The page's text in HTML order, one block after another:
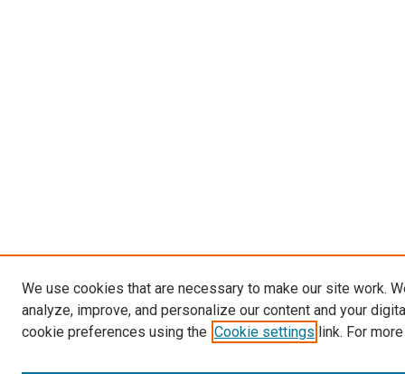
We use cookies that are necessary to make our site work.
analyze, improve, and personalize our content and your
cookie preferences using the Cookie settings link. For